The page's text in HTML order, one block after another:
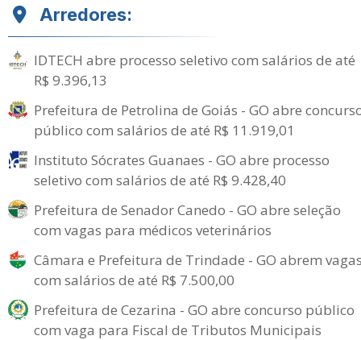
Arredores:
IDTECH abre processo seletivo com salários de até
R$ 9.396,13
Prefeitura de Petrolina de Goiás - GO abre
público com salários de até R$ 11.919,01
Instituto Sócrates Guanaes - GO abre processo
seletivo com salários de até R$ 9.428,40
Prefeitura de Senador Canedo - GO abre seleção
com vagas para médicos veterinários
Câmara e Prefeitura de Trindade - GO abrem
com salários de até R$ 7.500,00
Prefeitura de Cezarina - GO abre concurso público
com vaga para Fiscal de Tributos Municipais